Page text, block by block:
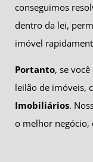
conseguimos
dentro da lei,
imóvel
Portanto, se
leilão de imóveis,
Imobiliários.
o melhor negócio,